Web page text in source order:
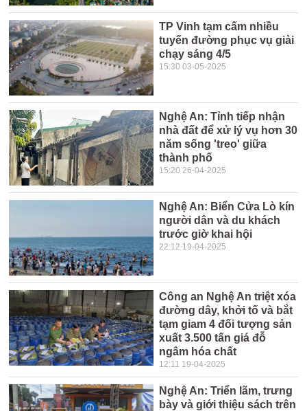
TP Vinh tạm cấm nhiều
tuyến đường phục vụ giải
chạy sáng 4/5
15:30 03-05-2025
Nghệ An: Tỉnh tiếp nhận
nhà đất để xử lý vụ hơn 30
năm sống 'treo' giữa
thành phố
15:20 26-04-2025
Nghệ An: Biển Cửa Lò kín
người dân và du khách
trước giờ khai hội
22:12 19-04-2025
Công an Nghệ An triệt xóa
đường dây, khởi tố và bắt
tạm giam 4 đối tượng sản
xuất 3.500 tấn giá đỗ
ngâm hóa chất
12:11 19-04-2025
Nghệ An: Triển lãm, trưng
bày và giới thiệu sách trên